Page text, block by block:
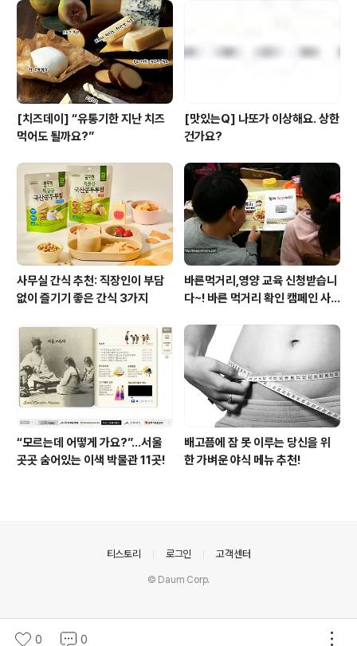
[치즈데이] “유통기한 지난 치즈
먹어도 될까요?”
[맛있는Q] 나또가 이상해요. 상한
건가요?
사무실 간식 추천: 직장인이 부담
없이 즐기기 좋은 간식 3가지
바른먹거리,영양 교육 신청받습니
다~! 바른 먹거리 확인 캠페인 사
“모르는데 어떻게 가요?”...서울
곳곳 숨어있는 이색 박물관 11곳!
배고픔에 잠 못 이루는 당신을 위
한 가벼운 야식 메뉴 추천!
0 0
티스토리 로그인 고객센터
© Daum Corp.